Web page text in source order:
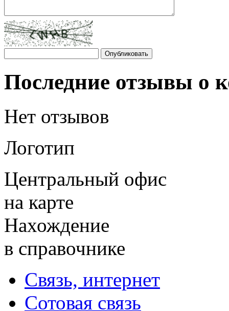
Последние отзывы о
Нет отзывов
Логотип
Центральный офис
на карте
Нахождение
в справочнике
Связь, интернет
Сотовая связь